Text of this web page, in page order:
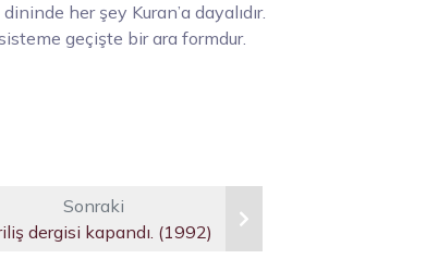
her şey Kuran’a dayalıdır.
geçişte bir ara formdur.
Sonraki
dergisi kapandı. (1992)